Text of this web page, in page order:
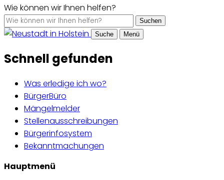
Wie können wir Ihnen helfen?
Suchen
Suche
Menü
Schnell gefunden
Was erledige ich wo?
BürgerBüro
Mängelmelder
Stellenausschreibungen
Bürgerinfosystem
Bekanntmachungen
Hauptmenü